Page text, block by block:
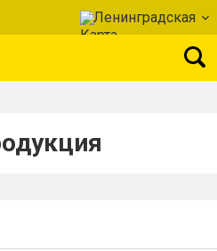
Ленинградская